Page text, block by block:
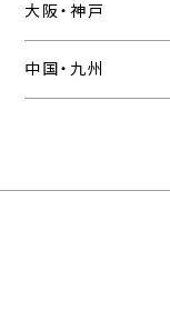
大阪・神戸
中国・九州